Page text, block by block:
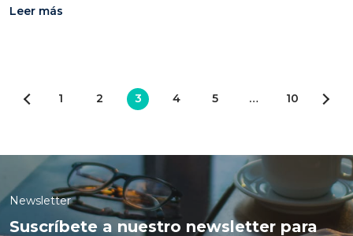
Leer más
1 2 3 4 5 … 10
Newsletter
Suscríbete a nuestro newsletter para